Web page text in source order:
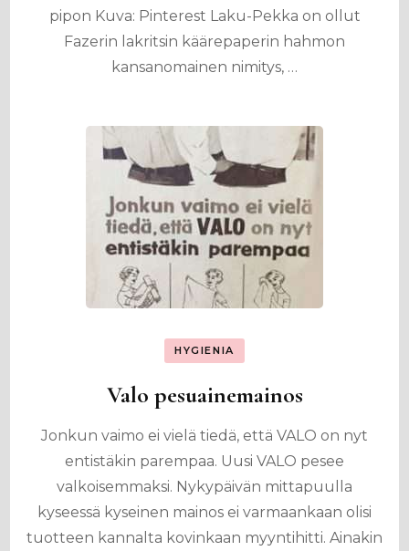
pipon Kuva: Pinterest Laku-Pekka on ollut
Fazerin lakritsin käärepaperin hahmon
kansanomainen nimitys, …
HYGIENIA
Valo pesuainemainos
Jonkun vaimo ei vielä tiedä, että VALO on nyt
entistäkin parempaa. Uusi VALO pesee
valkoisemmaksi. Nykypäivän mittapuulla
kyseessä kyseinen mainos ei varmaankaan olisi
tuotteen kannalta kovinkaan myyntihitti. Ainakin